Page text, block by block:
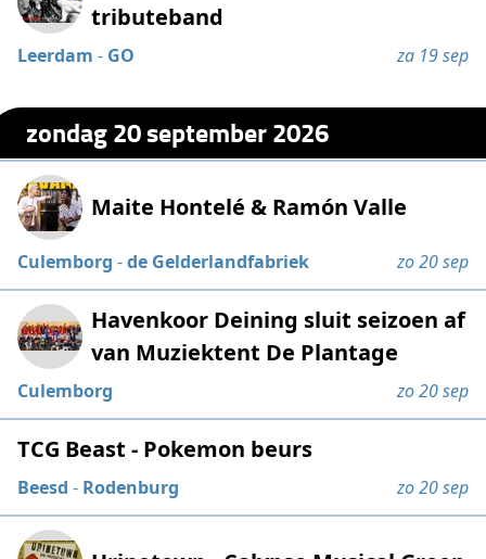
tributeband
Leerdam - GO za 19 sep
zondag 20 september 2026
Maite Hontelé & Ramón Valle
Culemborg -de Gelderlandfabriek zo 20 sep
Havenkoor Deining sluit seizoen af
van Muziektent De Plantage
Culemborg zo 20 sep
TCG Beast - Pokemon beurs
Beesd - Rodenburg zo 20 sep